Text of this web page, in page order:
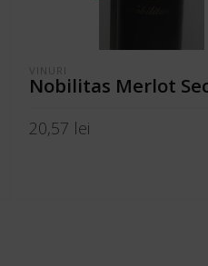
VINURI
Nobilitas Merlot
20,57 lei